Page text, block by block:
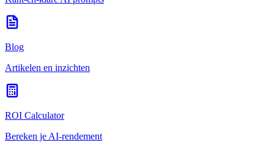
Blog
Artikelen en inzichten
ROI Calculator
Bereken je AI-rendement